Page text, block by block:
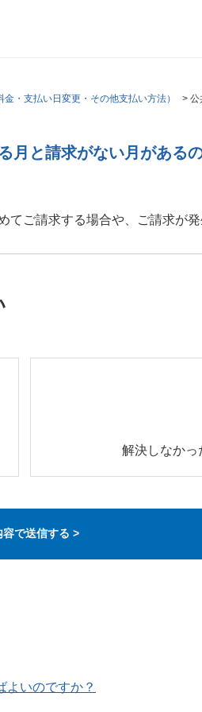
・支払い日変更・その他支払い方法） > 公
月と請求がない月がある
ご請求する場合や、ご請求が
解決しなかっ
よいのですか？